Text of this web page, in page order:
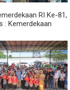
RI Ke-81,
: Kemerdekaan
Pelayanan